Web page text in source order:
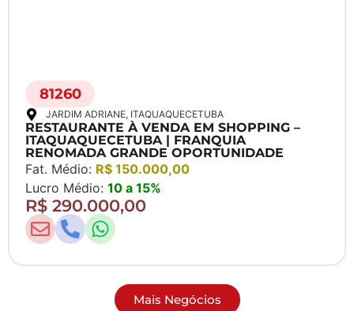
81260
JARDIM ADRIANE, ITAQUAQUECETUBA
RESTAURANTE À VENDA EM SHOPPING –
ITAQUAQUECETUBA | FRANQUIA
RENOMADA GRANDE OPORTUNIDADE
Fat. Médio: R$ 150.000,00
Lucro Médio: 10 a 15%
R$ 290.000,00
Mais Negócios